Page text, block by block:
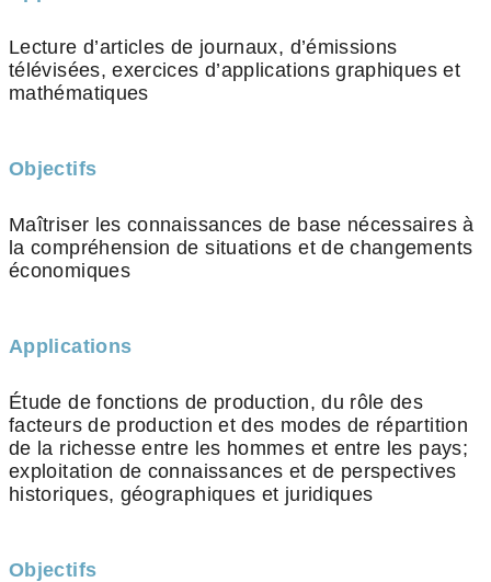
Lecture d’articles de journaux, d’émissions
télévisées, exercices d’applications graphiques et
mathématiques
Objectifs
Maîtriser les connaissances de base nécessaires à
la compréhension de situations et de changements
économiques
Applications
Étude de fonctions de production, du rôle des
facteurs de production et des modes de répartition
de la richesse entre les hommes et entre les pays;
exploitation de connaissances et de perspectives
historiques, géographiques et juridiques
Objectifs